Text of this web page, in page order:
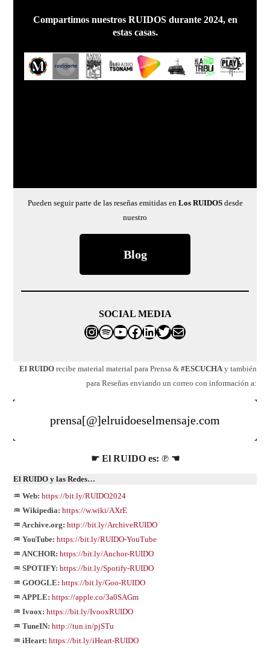
Compartimos nuestros RUIDOS durante 2024, en
estas casas.
Pueden seguir parte de las reseñas emitidas en Los RUIDOSdesde
nuestro
Blog
SOCIAL MEDIA
Instagram
SpotifyFacebook
LinkedIn
Twitter
Correo electrónico
El RUIDOrecibe material material para Prensa & #ESCUCHAy también
para Reseñas enviando un correo con información a:
prensa[@]elruidoeselmensaje.com
☛ El RUIDO es: ℗ ☚
ElRUIDO y las Redes…
♒ Web: https://bit.ly/RUIDO2024
♒ Wikipedia: https://w.wiki/AXrE
♒ Archive.org: http://bit.ly/ArchiveRUIDO
♒ YouTube: https://bit.ly/RUIDO-YouTube
♒ ANCHOR: https://bit.ly/Anchor-RUIDO
♒ SPOTIFY: https://bit.ly/Spotify-RUIDO
♒ GOOGLE: https://bit.ly/Goo-RUIDO
♒ APPLE: https://apple.co/3a0SAGm
♒ Ivoox: https://bit.ly/IvooxRUIDO
♒ TuneIN: http://tun.in/pjSTu
♒ iHeart: https://bit.ly/iHeart-RUIDO